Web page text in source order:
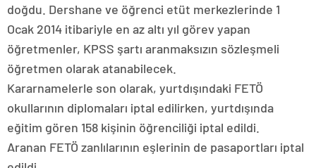
doğdu. Dershane ve öğrenci etüt merkezlerinde 1
Ocak 2014 itibariyle en az altı yıl görev yapan
öğretmenler, KPSS şartı aranmaksızın sözleşmeli
öğretmen olarak atanabilecek.
Kararnamelerle son olarak, yurtdışındaki FETÖ
okullarının diplomaları iptal edilirken, yurtdışında
eğitim gören 158 kişinin öğrenciliği iptal edildi.
Aranan FETÖ zanlılarının eşlerinin de pasaportları iptal